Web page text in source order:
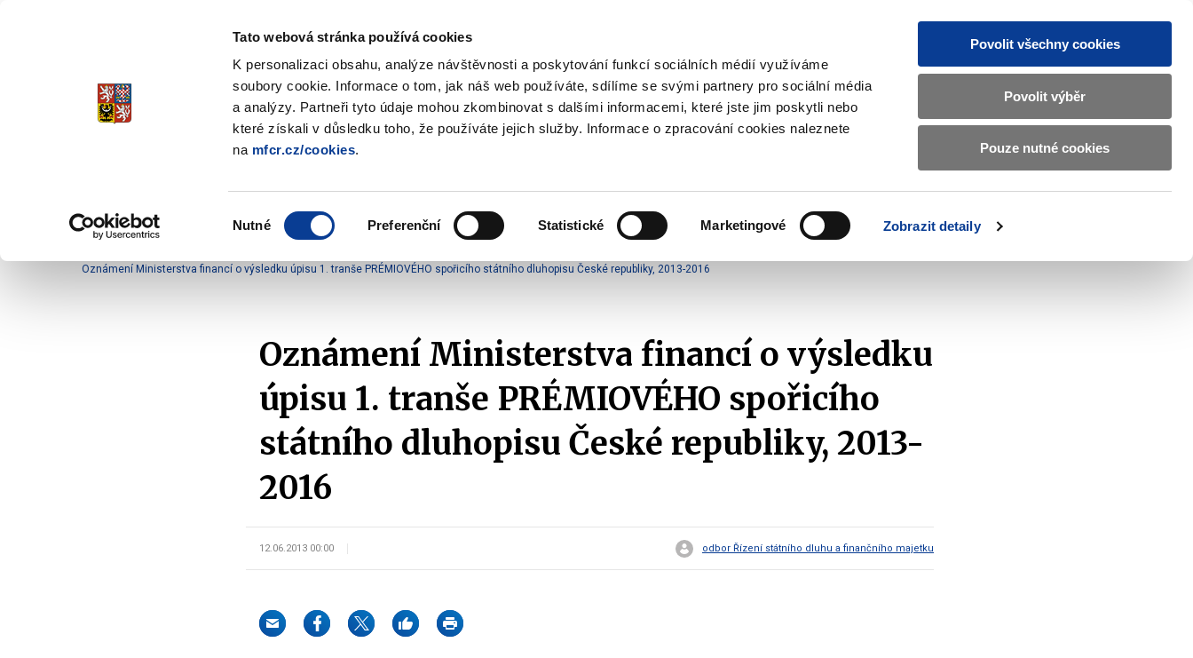
Tato webová stránka používá cookies
K personalizaci obsahu, analýze návštěvnosti a poskytování funkcí sociálních médií využíváme
soubory cookie. Informace o tom, jak náš web používáte, sdílíme se svými partnery pro sociální média
a analýzy. Partneři tyto údaje mohou zkombinovat s dalšími informacemi, které jste jim poskytli nebo
které získali v důsledku toho, že používáte jejich služby. Informace o zpracování cookies naleznete
na mfcr.cz/cookies.
Nutné Preferenční Statistické Marketingové Zobrazit detaily
Povolit všechny cookies
Povolit výběr
Pouze nutné cookies
Spořicí státní dluhopisy
Stabilita, Spolehlivost, Důvěryhodnost Vyhledat
Pohybujte
šipkami
pro
našeptaných
MAJETKOVÝ ÚČET
submenu
dluhopisech
submenu
investovat
submenu
Užitečné
submenu
a
oznámení
Kontakty
Oznámení Ministerstva financí o výsledku úpisu 1. tranše PRÉMIOVÉHO spořicího státního dluhopisu České republiky, 2013-2016
Oznámení Ministerstva financí o výsledku
úpisu 1. tranše PRÉMIOVÉHO spořicího
státního dluhopisu České republiky, 2013-
2016
12.06.2013 00:00 odbor Řízení státního dluhu a finančního majetku